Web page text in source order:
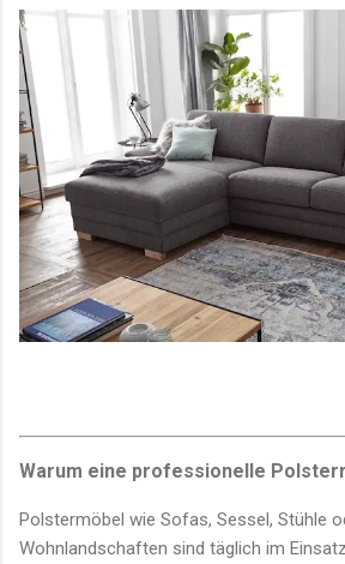
Warum eine professionelle
Polstermöbel wie Sofas, Sessel, Stühle
Wohnlandschaften sind täglich im